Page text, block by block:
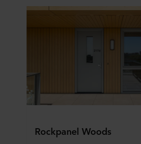
Rockpanel Woods